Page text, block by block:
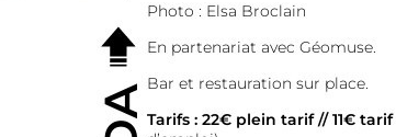
Photo : Elsa Broclain
En partenariat avec Géomuse.
Bar et restauration sur place.
Tarifs : 22€ plein tarif // 11€